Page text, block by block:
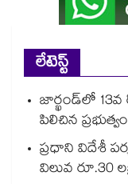
లేటెస్ట్
జార్ఖండ్‌‌‌‌లో 13వ
పిలిచిన ప్రభుత్వం
ప్రధాని విదేశీ
విలువ రూ.30